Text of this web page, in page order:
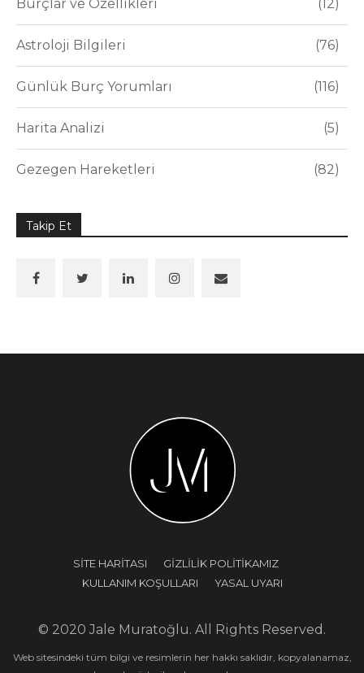
Burçlar ve Özellikleri 12
Astroloji Bilgileri 76
Günlük Burç Yorumları 116
Harita Analizi 5
Gezegen Hareketleri 82
Takip Et
SİTE HARİTASI
GİZLİLİK POLİTİKAMIZ
KULLANIM KOŞULLARI
YASAL UYARI
© 2020 Jale Muratoğlu. All Rights Reserved.
Web sitesindeki tüm bilgi ve resimlerin her hakkı saklıdır, kopyalanamaz,